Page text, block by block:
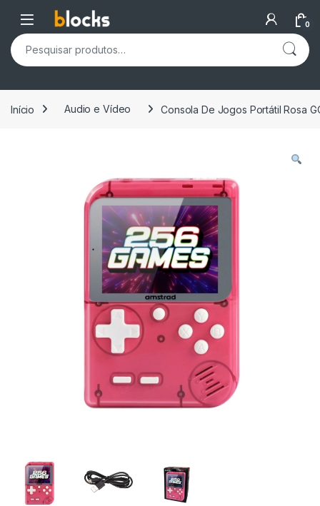
Skip to navigation
Skip to content
Open 0
Pesquisar por:
Início Audio e Vídeo Consola De Jogos Portátil Rosa